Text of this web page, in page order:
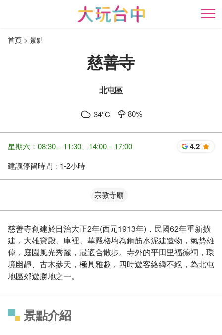
開
首頁 景點
慈善寺
北屯區
34°C 80%
星期六：08:30 – 11:30、14:00 – 17:00 4.2 星
建議停留時間： 1-2小時
宗教寺廟
慈善寺創建於日治大正2年(西元1913年)，民國62年重新擴
建，大雄寶殿、庫裡、華嚴格均為鋼筋水泥建造物，氣勢雄
偉，庭園風光秀麗，最適合散步。寺外的平田里福德祠，環
境幽靜、古木參天，極具雅趣，四時遊客絡繹不絕，為北屯
地區郊遊勝地之一。
景點介紹